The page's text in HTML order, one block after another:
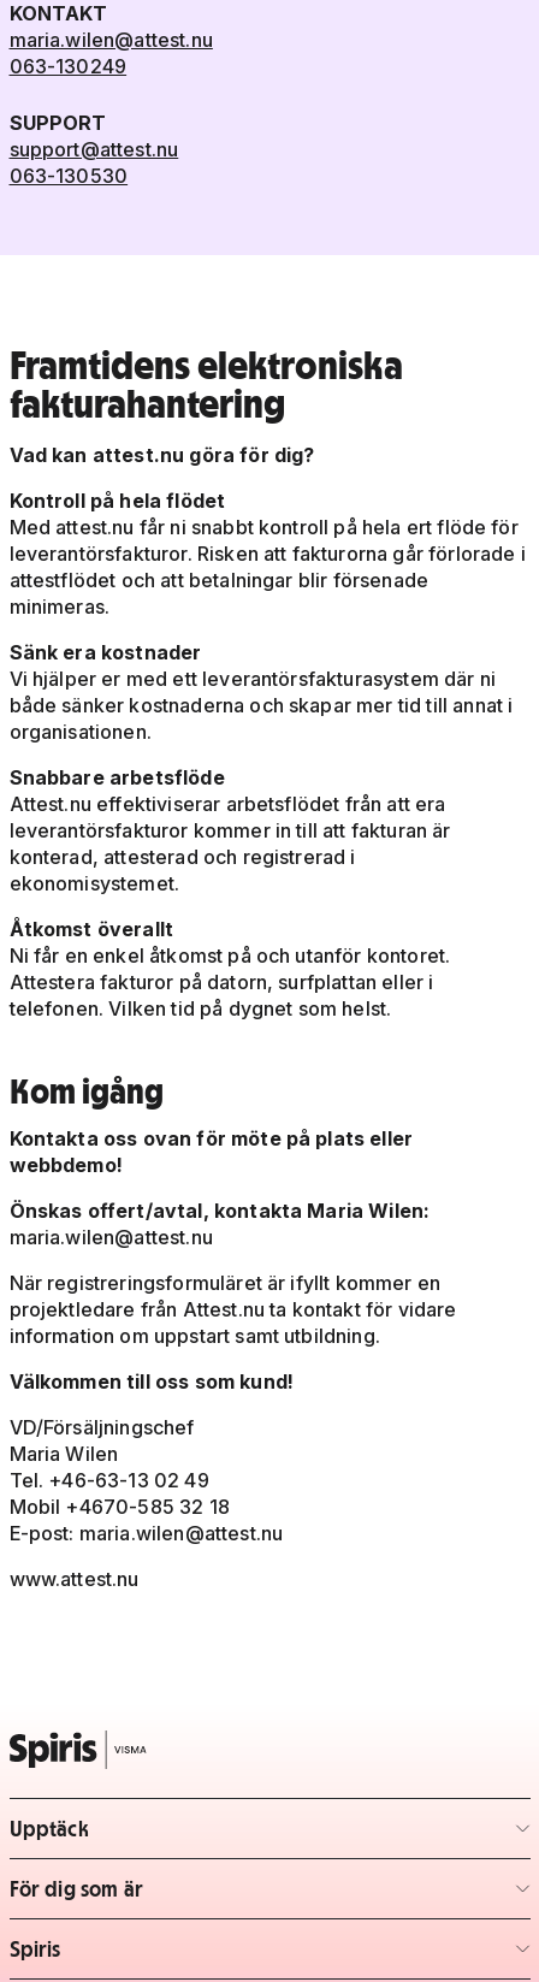
KONTAKT
maria.wilen@attest.nu
063-130249
SUPPORT
support@attest.nu
063-130530
Framtidens elektroniska
fakturahantering
Vad kan attest.nu göra för dig?
Kontroll på hela flödet
Med attest.nu får ni snabbt kontroll på hela ert flöde för
leverantörsfakturor. Risken att fakturorna går förlorade i
attestflödet och att betalningar blir försenade
minimeras.
Sänk era kostnader
Vi hjälper er med ett leverantörsfakturasystem där ni
både sänker kostnaderna och skapar mer tid till annat i
organisationen.
Snabbare arbetsflöde
Attest.nu effektiviserar arbetsflödet från att era
leverantörsfakturor kommer in till att fakturan är
konterad, attesterad och registrerad i
ekonomisystemet.
Åtkomst överallt
Ni får en enkel åtkomst på och utanför kontoret.
Attestera fakturor på datorn, surfplattan eller i
telefonen. Vilken tid på dygnet som helst.
Kom igång
Kontakta oss ovan för möte på plats eller
webbdemo!
Önskas offert/avtal, kontakta Maria Wilen:
maria.wilen@attest.nu
När registreringsformuläret är ifyllt kommer en
projektledare från Attest.nu ta kontakt för vidare
information om uppstart samt utbildning.
Välkommen till oss som kund!
VD/Försäljningschef
Maria Wilen
Tel. +46-63-13 02 49
Mobil +4670-585 32 18
E-post: maria.wilen@attest.nu
www.attest.nu
Upptäck
– klicka för att expandera lista
För dig som är
– klicka för att expandera lista
Spiris
– klicka för att expandera lista